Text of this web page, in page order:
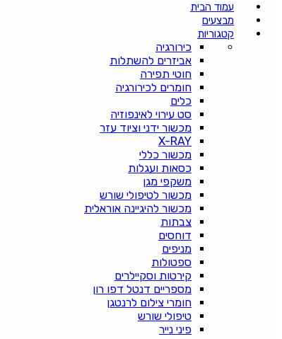
עמוד הבית
מבצעים
קטגוריות
כירורגיה
אביזרים להשתלות
חוטי תפירה
חומרים לכירורגיה
כלים
סט עירוי לאינפוזיה
מכשור ידני וציוד עזר
X-RAY
מכשור כללי
כסאות ועגלות
משקפי מגן
מכשור לטיפולי שורש
מכשור להיגיינה אוראלית
צבתות
דוחסים
מניפים
ספטולות
קירטות וסקיילרים
מספריים דנטל דפו רון
חומרי צילום לרנטגן
טיפולי שורש
פיני נייר